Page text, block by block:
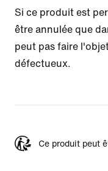
Si ce produit est
être annulée que
peut pas faire
défectueux.
Ce produit peut